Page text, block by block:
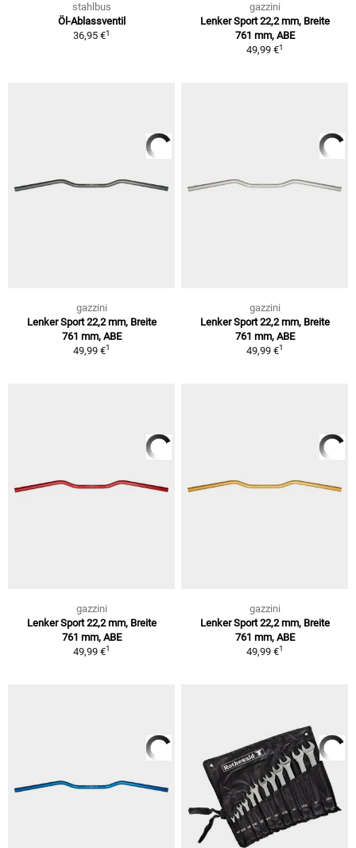
stahlbus
Öl-Ablassventil
36,95 €1
gazzini
Lenker Sport 22,2 mm, Breite
761 mm, ABE
49,99 €1
gazzini
Lenker Sport 22,2 mm, Breite
761 mm, ABE
49,99 €1
gazzini
Lenker Sport 22,2 mm, Breite
761 mm, ABE
49,99 €1
gazzini
Lenker Sport 22,2 mm, Breite
761 mm, ABE
49,99 €1
gazzini
Lenker Sport 22,2 mm, Breite
761 mm, ABE
49,99 €1